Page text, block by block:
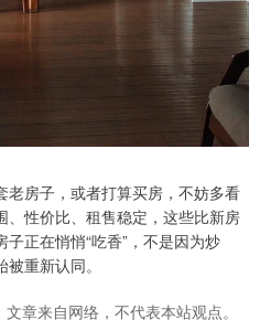
房子，或者打算买房，不妨多看
性价比、租售稳定，这些比新房
正在悄悄“吃香”，不是因为炒
重新认同。
章来自网络，不代表本站观点。